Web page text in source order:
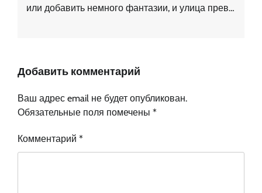
или добавить немного фантазии, и улица прев…
Добавить комментарий
Ваш адрес email не будет опубликован.
Обязательные поля помечены *
Комментарий *